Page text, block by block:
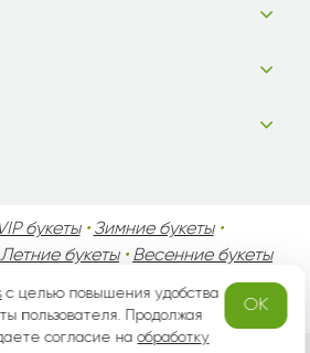
VIP букеты• Зимние букеты•
Летние букеты• Весенние букеты
•
•Праздники!
с целью повышения удобства
пользователя. Продолжая
согласие наобработку
OK